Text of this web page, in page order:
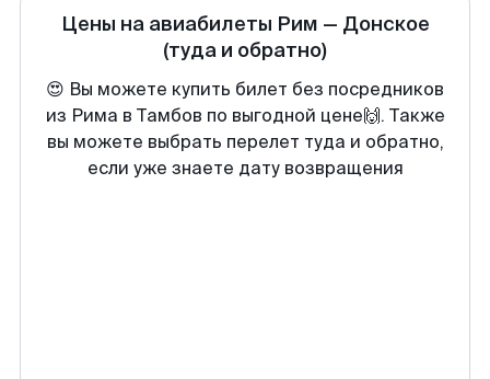
Цены на авиабилеты Рим — Донское
(туда и обратно)
😍 Вы можете купить билет без посредников
из Рима в Тамбов по выгодной цене🙌. Также
вы можете выбрать перелет туда и обратно,
если уже знаете дату возвращения